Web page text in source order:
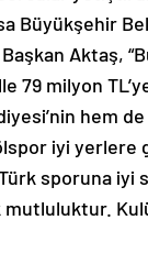
Büyükşehir
Aktaş,
79 milyon
hem de
iyi yerlere
sporuna